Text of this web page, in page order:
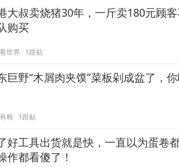
大叔卖烧猪30年，一斤卖180元顾
购买
世界 1跟贴
巨野“木屑肉夹馍”菜板剁成盆了，
粮 1跟贴
好工具出货就是快，一直以为蛋卷
作都看傻了！